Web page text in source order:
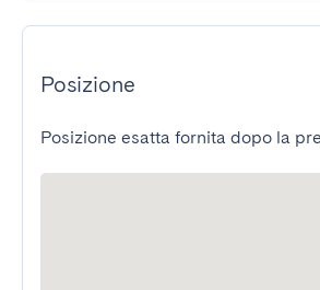
Posizione
Posizione esatta fornita dopo la